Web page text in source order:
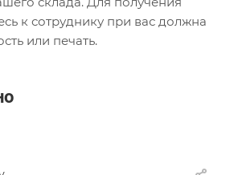
к сотруднику при вас должна
или печать.